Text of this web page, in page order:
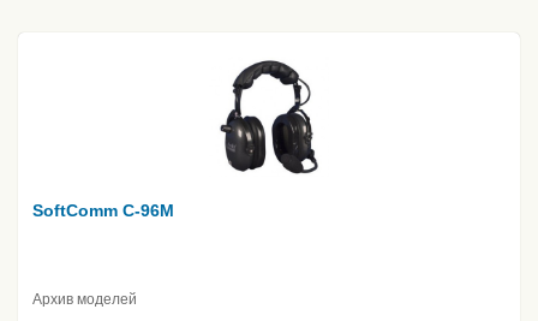
SoftComm C-96M
Архив моделей